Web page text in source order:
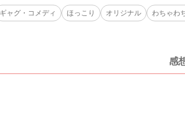
ギャグ・コメディ ほっこり オリジナル わちゃわ
感